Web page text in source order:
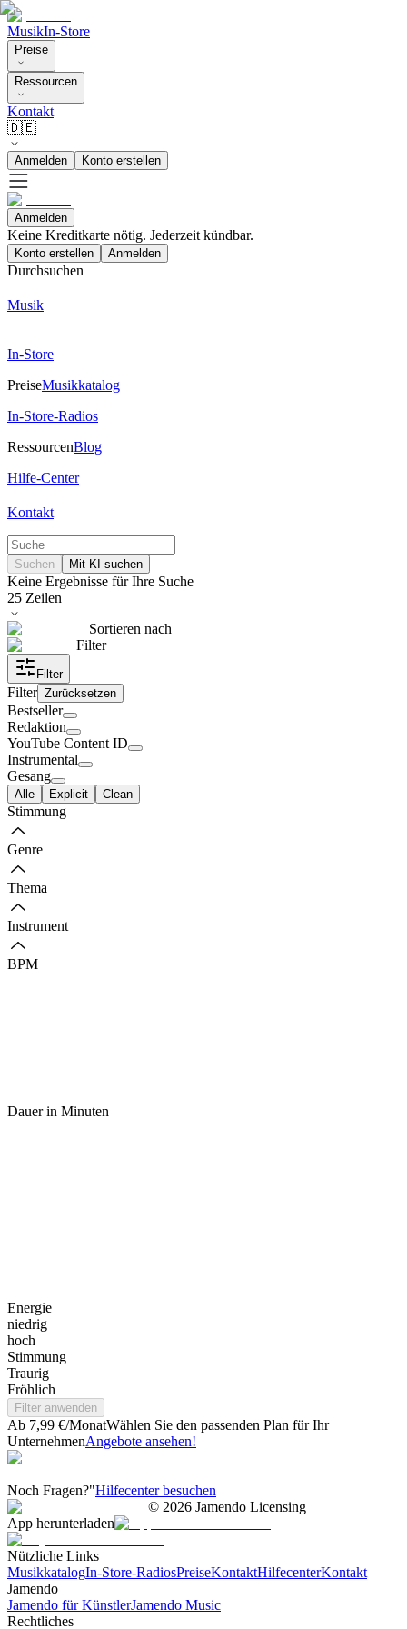
MusikIn-Store
Preise
Ressourcen
Kontakt
🇩🇪
Anmelden Konto erstellen
Anmelden
Keine Kreditkarte nötig. Jederzeit kündbar.
Konto erstellen Anmelden
Durchsuchen
Musik
In-Store
PreiseMusikkatalog
In-Store-Radios
RessourcenBlog
Hilfe-Center
Kontakt
Suchen Mit KI suchen
Keine Ergebnisse für Ihre Suche
25 Zeilen
Sortieren nach
Filter
Filter
Filter Zurücksetzen
Bestseller
Redaktion
YouTube Content ID
Instrumental
Gesang
Alle Explicit Clean
Stimmung
Genre
Thema
Instrument
BPM
Dauer in Minuten
Energie
niedrig
hoch
Stimmung
Traurig
Fröhlich
Filter anwenden
Ab 7,99 €/MonatWählen Sie den passenden Plan für Ihr
UnternehmenAngebote ansehen!
Noch Fragen?"Hilfecenter besuchen
© 2026 Jamendo Licensing
App herunterladen
Nützliche Links
MusikkatalogIn-Store-RadiosPreiseKontaktHilfecenterKontakt
Jamendo
Jamendo für KünstlerJamendo Music
Rechtliches